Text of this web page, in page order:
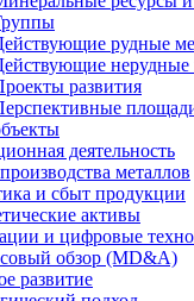
рудные
нерудные
развития
деятельность
металлов
и сбыт продукции
активы
и цифровые
обзор (MD&A)
развитие